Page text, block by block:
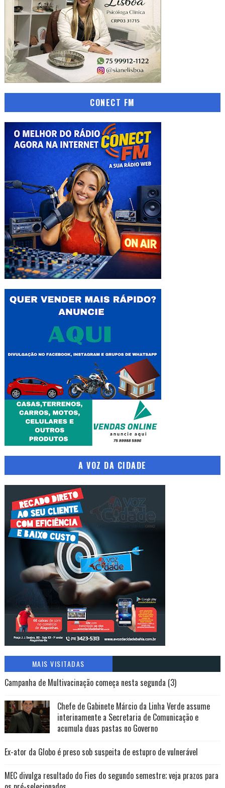
CONECT FM
A VOZ DA CIDADE
MAIS VISITADAS
Campanha de Multivacinação começa nesta segunda (3)
Chefe de Gabinete Márcio da Linha Verde assume
interinamente a Secretaria de Comunicação e
acumula duas pastas no Governo
Ex-ator da Globo é preso sob suspeita de estupro de vulnerável
MEC divulga resultado do Fies do segundo semestre; veja prazos para